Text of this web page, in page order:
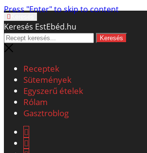
Press "Enter" to skip to content
Keresés EstEbéd.hu
Receptek
Sütemények
Egyszerű ételek
Rólam
Gasztroblog